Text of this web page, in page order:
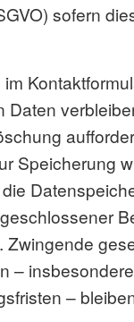
sofern
Daten
Speicherung
Zwingende
– insbesondere
–